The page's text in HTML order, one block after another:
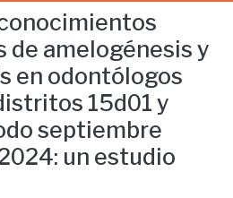
de amelogénesis y
en odontólogos
15d01 y
septiembre
un estudio